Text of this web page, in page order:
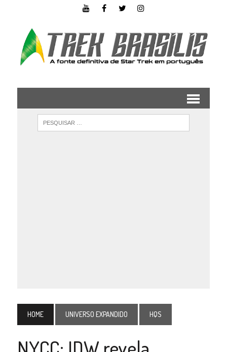
HOME UNIVERSO EXPANDIDO HQS